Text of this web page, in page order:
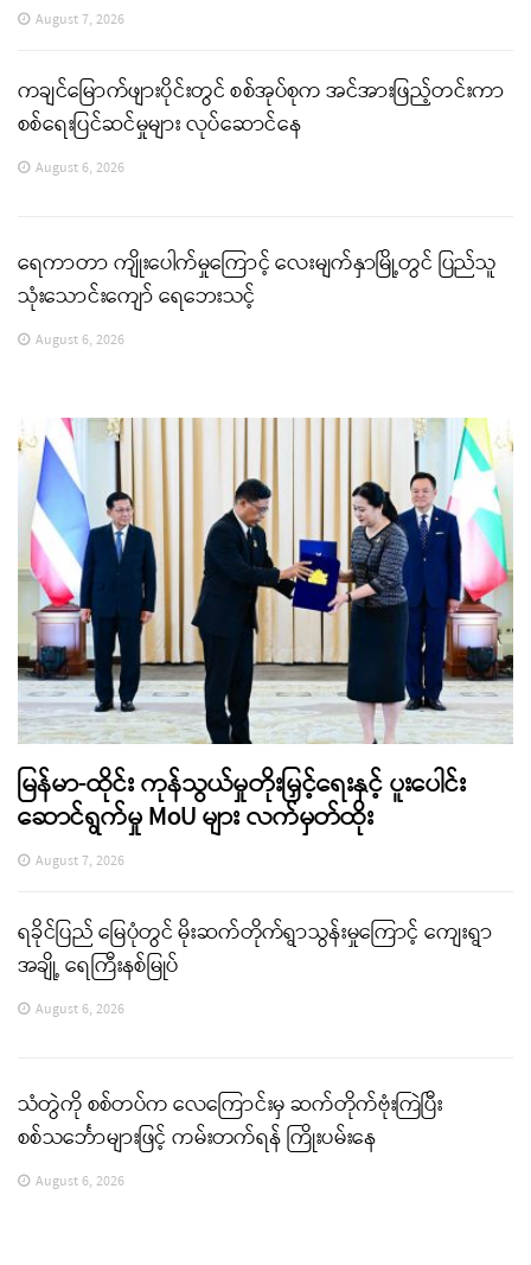
August 7, 2026
ကချင်မြောက်ဖျားပိုင်းတွင် စစ်အုပ်စုက အင်အားဖြည့်တင်းကာ
စစ်ရေးပြင်ဆင်မှုများ လုပ်ဆောင်နေ
August 6, 2026
ရေကာတာ ကျိုးပေါက်မှုကြောင့် လေးမျက်နှာမြို့တွင် ပြည်သူ
သုံးသောင်းကျော် ရေဘေးသင့်
August 6, 2026
မြန်မာ-ထိုင်း ကုန်သွယ်မှုတိုးမြှင့်ရေးနှင့် ပူးပေါင်း
ဆောင်ရွက်မှု MoU များ လက်မှတ်ထိုး
August 7, 2026
ရခိုင်ပြည် မြေပုံတွင် မိုးဆက်တိုက်ရွာသွန်းမှုကြောင့် ကျေးရွာ
အချို့ ရေကြီးနစ်မြုပ်
August 6, 2026
သံတွဲကို စစ်တပ်က လေကြောင်းမှ ဆက်တိုက်ဗုံးကြဲပြီး
စစ်သင်္ဘောများဖြင့် ကမ်းတက်ရန် ကြိုးပမ်းနေ
August 6, 2026